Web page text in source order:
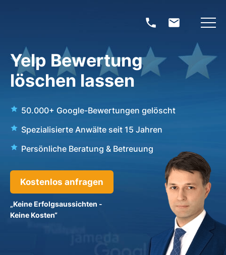
Yelp Bewertung
löschen lassen
50.000+ Google-Bewertungen gelöscht
Spezialisierte Anwälte seit 15 Jahren
Persönliche Beratung & Betreuung
Kostenlos anfragen
„Keine Erfolgsaussichten -
Keine Kosten“